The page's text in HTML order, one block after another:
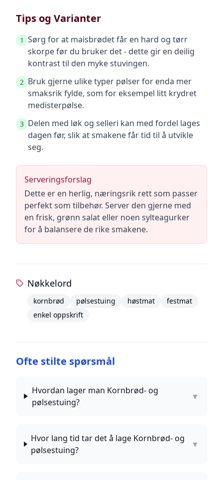
Tips og Varianter
1 Sørg for at maisbrødet får en hard og tørr
skorpe før du bruker det - dette gir en deilig
kontrast til den myke stuvingen.
2 Bruk gjerne ulike typer pølser for enda mer
smaksrik fylde, som for eksempel litt krydret
medisterpølse.
3 Delen med løk og selleri kan med fordel lages
dagen før, slik at smakene får tid til å utvikle
seg.
Serveringsforslag
Dette er en herlig, næringsrik rett som passer
perfekt som tilbehør. Server den gjerne med
en frisk, grønn salat eller noen sylteagurker
for å balansere de rike smakene.
Nøkkelord
kornbrød pølsestuing høstmat
festmat
enkel oppskrift
Ofte stilte spørsmål
Hvordan lager man Kornbrød- og
pølsestuing?
▼
Hvor lang tid tar det å lage Kornbrød- og
pølsestuing?
▼